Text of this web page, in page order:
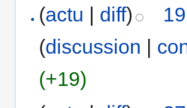
(actu | diff)
(discussion |
(+19)